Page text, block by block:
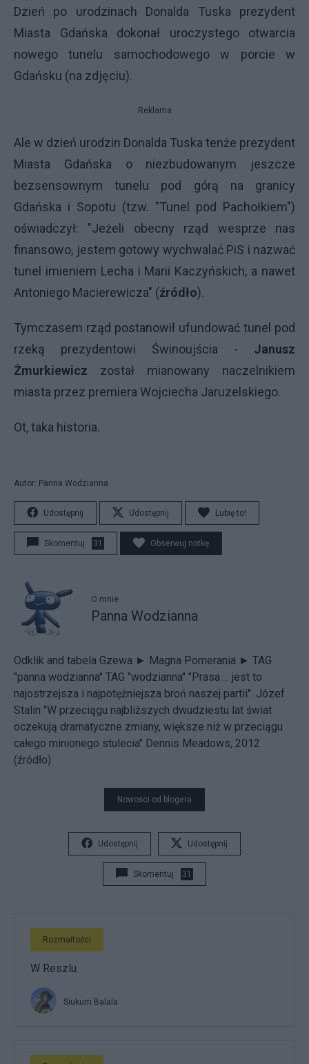
Dzień po urodzinach Donalda Tuska prezydent
Miasta Gdańska dokonał uroczystego otwarcia
nowego tunelu samochodowego w porcie w
Gdańsku (na zdjęciu).
Reklama
Ale w dzień urodzin Donalda Tuska tenże prezydent
Miasta Gdańska o niezbudowanym jeszcze
bezsensownym tunelu pod górą na granicy
Gdańska i Sopotu (tzw. "Tunel pod Pachołkiem")
oświadczył: "Jeżeli obecny rząd wesprze nas
finansowo, jestem gotowy wychwalać PiS i nazwać
tunel imieniem Lecha i Marii Kaczyńskich, a nawet
Antoniego Macierewicza" (źródło).
Tymczasem rząd postanowił ufundować tunel pod
rzeką prezydentowi Świnoujścia - Janusz
Żmurkiewicz został mianowany naczelnikiem
miasta przez premiera Wojciecha Jaruzelskiego.
Ot, taka historia.
Autor: Panna Wodzianna
Udostępnij Udostępnij Lubię to!
Skomentuj 31 Obserwuj notkę
O mnie
Panna Wodzianna
Odklik and tabela Gzewa ► Magna Pomerania ► TAG
"panna wodzianna" TAG "wodzianna" "Prasa ... jest to
najostrzejsza i najpotężniejsza broń naszej partii". Józef
Stalin "W przeciągu najbliższych dwudziestu lat świat
oczekują dramatyczne zmiany, większe niż w przeciągu
całego minionego stulecia" Dennis Meadows, 2012
(źródło)
Nowości od blogera
Udostępnij Udostępnij
Skomentuj 31
Rozmaitości
W Reszlu
Siukum Balala